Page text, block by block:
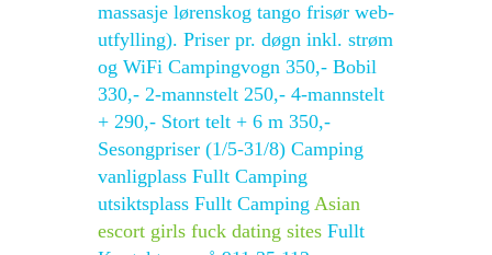
massasje lørenskog tango frisør web-
utfylling). Priser pr. døgn inkl. strøm
og WiFi Campingvogn 350,- Bobil
330,- 2-mannstelt 250,- 4-mannstelt
+ 290,- Stort telt + 6 m 350,-
Sesongpriser (1/5-31/8) Camping
vanligplass Fullt Camping
utsiktsplass Fullt Camping Asian
escort girls fuck dating sites Fullt